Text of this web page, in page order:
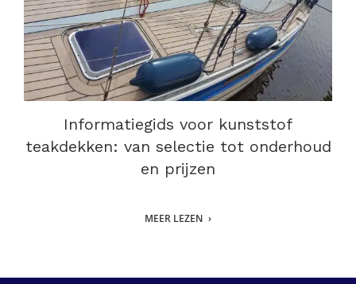
Informatiegids voor kunststof
teakdekken: van selectie tot onderhoud
en prijzen
MEER LEZEN